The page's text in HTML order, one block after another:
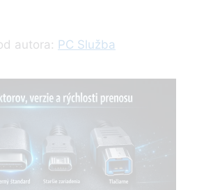
autora: PC Služba